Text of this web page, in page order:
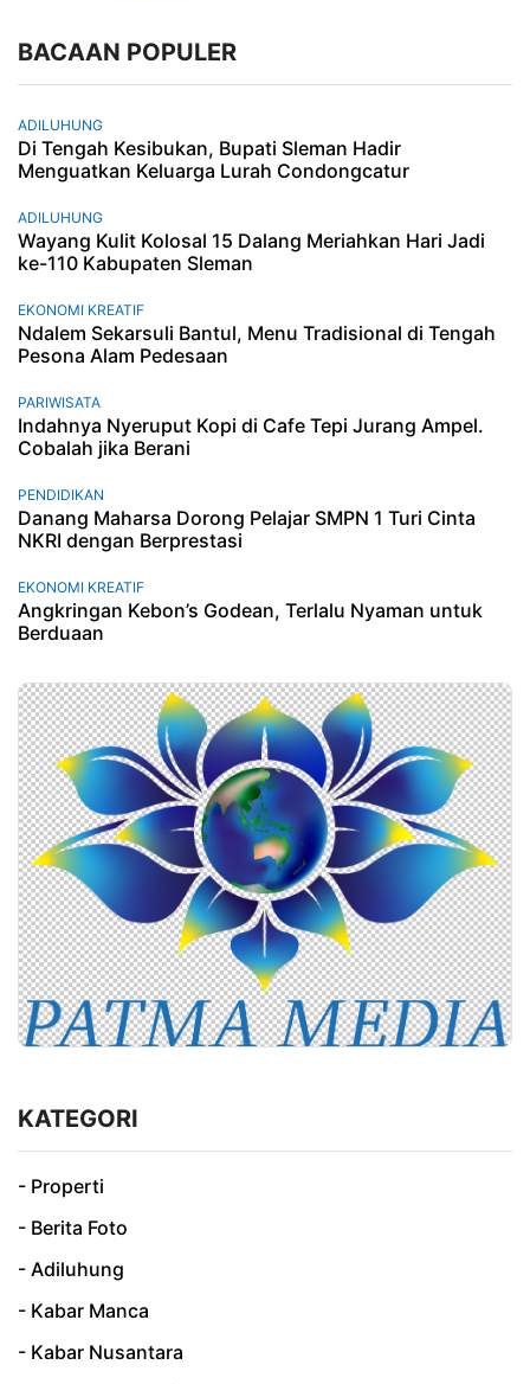
BACAAN POPULER
ADILUHUNG
Di Tengah Kesibukan, Bupati Sleman Hadir
Menguatkan Keluarga Lurah Condongcatur
ADILUHUNG
Wayang Kulit Kolosal 15 Dalang Meriahkan Hari Jadi
ke-110 Kabupaten Sleman
EKONOMI KREATIF
Ndalem Sekarsuli Bantul, Menu Tradisional di Tengah
Pesona Alam Pedesaan
PARIWISATA
Indahnya Nyeruput Kopi di Cafe Tepi Jurang Ampel.
Cobalah jika Berani
PENDIDIKAN
Danang Maharsa Dorong Pelajar SMPN 1 Turi Cinta
NKRI dengan Berprestasi
EKONOMI KREATIF
Angkringan Kebon’s Godean, Terlalu Nyaman untuk
Berduaan
KATEGORI
- Properti
- Berita Foto
- Adiluhung
- Kabar Manca
- Kabar Nusantara